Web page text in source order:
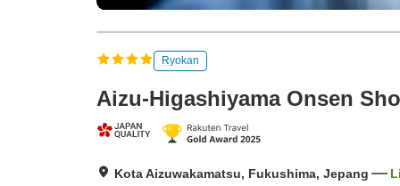
Ryokan
Aizu-Higashiyama Onsen
Kota Aizuwakamatsu, Fukushima, Jepang